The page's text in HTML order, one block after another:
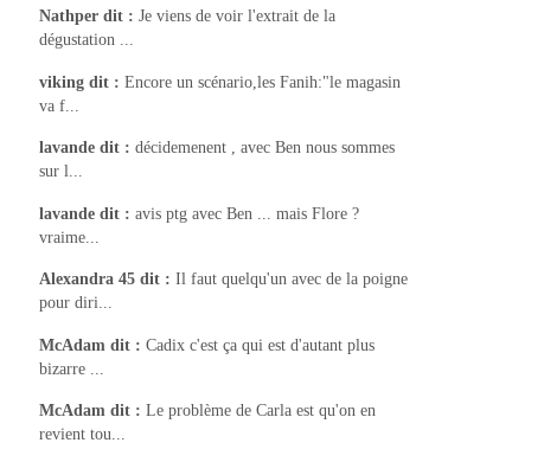
Nathper dit : Je viens de voir l'extrait de la
dégustation ...
viking dit : Encore un scénario,les Fanih:"le magasin
va f...
lavande dit : décidemenent , avec Ben nous sommes
sur l...
lavande dit : avis ptg avec Ben ... mais Flore ?
vraime...
Alexandra 45 dit : Il faut quelqu'un avec de la poigne
pour diri...
McAdam dit : Cadix c'est ça qui est d'autant plus
bizarre ...
McAdam dit : Le problème de Carla est qu'on en
revient tou...